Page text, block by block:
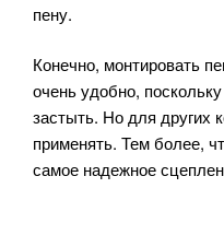
пену.
Конечно, монтировать
очень удобно,
застыть. Но для других
применять. Тем более,
самое надежное